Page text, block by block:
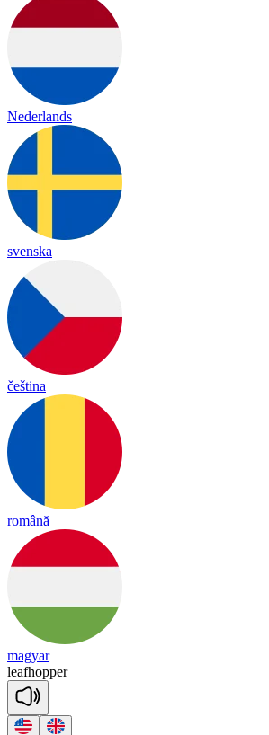
Nederlands
svenska
čeština
română
magyar
leafhopper